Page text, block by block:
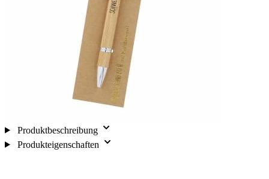
Produktbeschreibung
Produkteigenschaften